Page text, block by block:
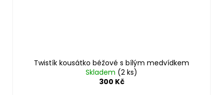
Twistík kousátko béžové s bílým medvídkem
Skladem (2 ks)
300 Kč